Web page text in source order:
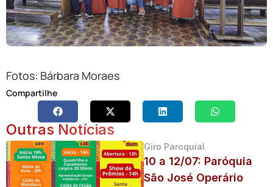
Fotos: Bárbara Moraes
Compartilhe
Outras Notícias
Giro Paroquial
10 a 12/07: Paróquia
São José Operário